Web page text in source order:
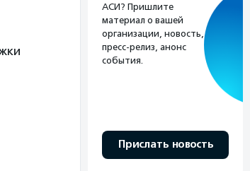
АСИ? Пришлите
материал о вашей
организации, новость,
пресс-релиз, анонс
события.
Прислать новость